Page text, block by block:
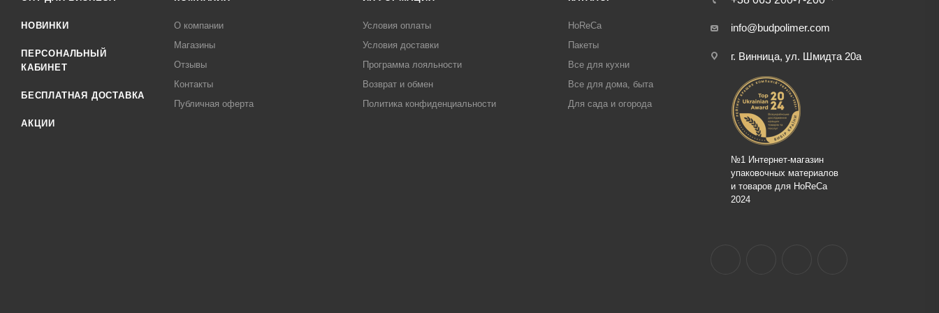
НОВИНКИ
ПЕРСОНАЛЬНЫЙ
КАБИНЕТ
БЕСПЛАТНАЯ ДОСТАВКА
АКЦИИ
О компании
Магазины
Отзывы
Контакты
Публичная оферта
Условия оплаты
Условия доставки
Программа лояльности
Возврат и обмен
Политика конфиденциальности
HoReCa
Пакеты
Все для кухни
Все для дома, быта
Для сада и огорода
info@budpolimer.com
г. Винница, ул. Шмидта 20а
№1 Интернет-магазин
упаковочных материалов
и товаров для HoReCa
2024